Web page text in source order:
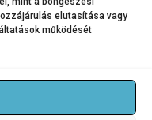
elutasítása vagy
működését